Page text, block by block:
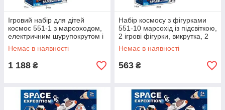
Ігровий набір для дітей
космос 551-1 з марсоходом,
електричним шурупокрутом і
ракетою
Немає в наявності
1 188 ₴
Набір космосу з фігурками
551-10 марсохід із підсвіткою,
2 ігрові фігурки, викрутка, 2
типи мінітранспорту
Немає в наявності
563 ₴